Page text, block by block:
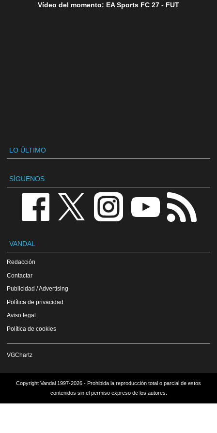
Vídeo del momento: EA Sports FC 27 - FUT
LO ÚLTIMO
SÍGUENOS
VANDAL
Redacción
Contactar
Publicidad / Advertising
Política de privacidad
Aviso legal
Política de cookies
VGChartz
Copyright Vandal 1997-2026 - Prohibida la reproducción total o parcial de estos
contenidos sin el permiso expreso de los autores.